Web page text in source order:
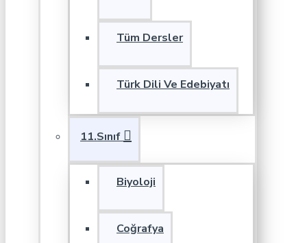
Tüm Dersler
Türk Dili Ve Edebiyatı
11.Sınıf
Biyoloji
Coğrafya